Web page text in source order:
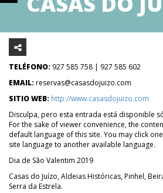
TELÉFONO: 927 585 758 | 927 585 602
EMAIL:reservas@casasdojuizo.com
SITIO WEB: http://www.casasdojuizo.com
Disculpa, pero esta entrada está disponible
For the sake of viewer convenience, the
default language of this site. You may click
site language to another available language.
Dia de São Valentim 2019
Casas do Juízo, Aldeias Históricas, Pinhel,
Serra da Estrela.